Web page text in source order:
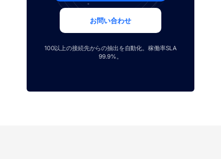
お問い合わせ
100以上の接続先からの抽出を自動化。稼働率SLA
99.9%。